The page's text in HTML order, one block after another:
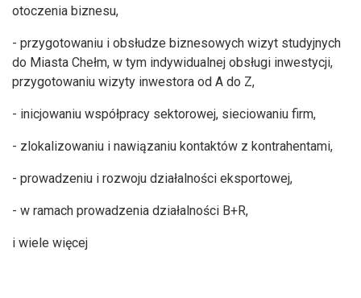
otoczenia biznesu,
- przygotowaniu i obsłudze biznesowych wizyt studyjnych
do Miasta Chełm, w tym indywidualnej obsługi inwestycji,
przygotowaniu wizyty inwestora od A do Z,
- inicjowaniu współpracy sektorowej, sieciowaniu firm,
- zlokalizowaniu i nawiązaniu kontaktów z kontrahentami,
- prowadzeniu i rozwoju działalności eksportowej,
- w ramach prowadzenia działalności B+R,
i wiele więcej